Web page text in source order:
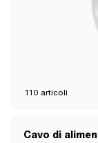
110 articoli
Cavo di